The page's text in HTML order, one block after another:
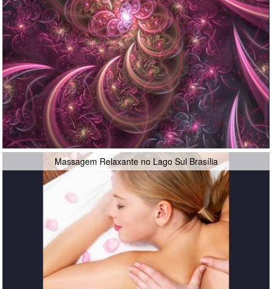
Massagem Relaxante no Lago Sul Brasília